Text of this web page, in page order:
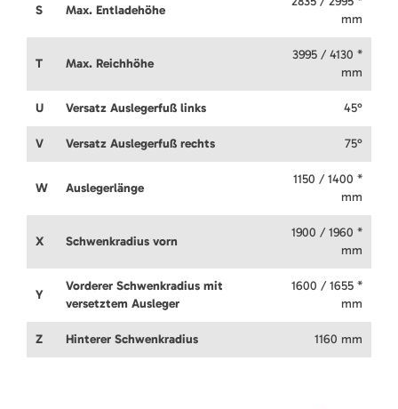
S Max. Entladehöhe
mm
T Max. Reichhöhe
3995 / 4130 *
mm
U Versatz Auslegerfuß links 45°
V Versatz Auslegerfuß rechts 75°
W Auslegerlänge
1150 / 1400 *
mm
X Schwenkradius vorn
1900 / 1960 *
mm
Y
Vorderer Schwenkradius mit
versetztem Ausleger
1600 / 1655 *
mm
Z Hinterer Schwenkradius 1160 mm